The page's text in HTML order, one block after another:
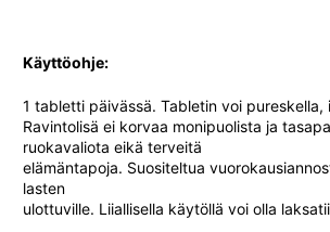
Käyttöohje:
1 tabletti päivässä. Tabletin voi pureskella,
Ravintolisä ei korvaa monipuolista ja
ruokavaliota eikä terveitä
elämäntapoja. Suositeltua
lasten
ulottuville. Liiallisella käytöllä voi olla